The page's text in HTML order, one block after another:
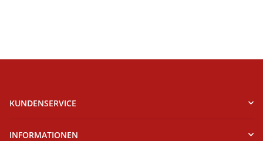
KUNDENSERVICE
INFORMATIONEN